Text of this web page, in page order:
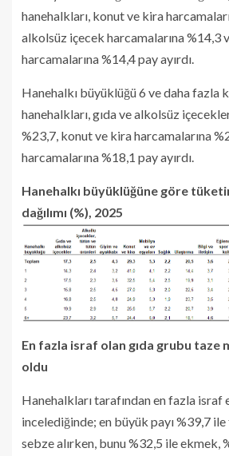
hanehalkları, konut ve kira
alkolsüz içecek harcamalarına %14,3
harcamalarına %14,4 pay ayırdı.
Hanehalkı büyüklüğü 6 ve daha fazla
hanehalkları, gıda ve alkolsüz
%23,7, konut ve kira harcamalarına
harcamalarına %18,1 pay ayırdı.
Hanehalkı büyüklüğüne göre
dağılımı (%), 2025
En fazla israf olan gıda grubu taze
oldu
Hanehalkları tarafından en fazla israf
incelediğinde; en büyük payı %39,7
sebze alırken, bunu %32,5 ile ekmek,